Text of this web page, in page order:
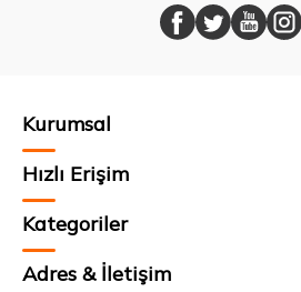
Kurumsal
Hızlı Erişim
Kategoriler
Adres & İletişim